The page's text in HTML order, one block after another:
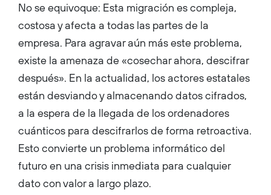
Palo Alto Networks, Anand
Cisco’s Intent-Based
he was responsible for
platforms and solutions for
networking portfolio. The
portfolio spans enterprise
products across routing,
access switching, IoT
connectivity, wireless, and
network and cloud services
deployed for customers
worldwide. He joined Cisco
through the acquisition of
Starent Networks, and earlier
in his career, held leadership
roles at Siara Systems, Sun
Microsystems and Ericsson.
No se equivoque: Esta migración es compleja,
costosa y afecta a todas las partes de la
empresa. Para agravar aún más este problema,
existe la amenaza de «cosechar ahora, descifrar
después». En la actualidad, los actores estatales
están desviando y almacenando datos cifrados,
a la espera de la llegada de los ordenadores
cuánticos para descifrarlos de forma retroactiva.
Esto convierte un problema informático del
futuro en una crisis inmediata para cualquier
dato con valor a largo plazo.